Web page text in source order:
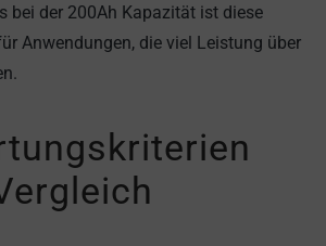
bei der 200Ah Kapazität ist diese
Anwendungen, die viel Leistung über